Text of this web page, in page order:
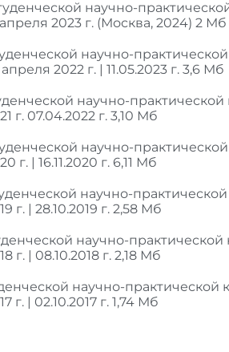
научно-
2023 г. (Москва, 2024) 2 Мб
научно-
2022 г. | 11.05.2023 г. 3,6 Мб
научно-
г. 07.04.2022 г. 3,10 Мб
научно-
г. | 16.11.2020 г. 6,11 Мб
научно-
г. | 28.10.2019 г. 2,58 Мб
научно-
г. | 08.10.2018 г. 2,18 Мб
научно-
г. | 02.10.2017 г. 1,74 Мб